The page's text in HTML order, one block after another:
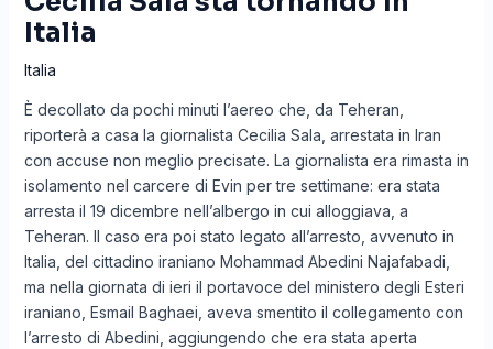
Italia
Italia
È decollato da pochi minuti l’aereo che, da Teheran,
riporterà a casa la giornalista Cecilia Sala, arrestata in Iran
con accuse non meglio precisate. La giornalista era rimasta in
isolamento nel carcere di Evin per tre settimane: era stata
arresta il 19 dicembre nell’albergo in cui alloggiava, a
Teheran. Il caso era poi stato legato all’arresto, avvenuto in
Italia, del cittadino iraniano Mohammad Abedini Najafabadi,
ma nella giornata di ieri il portavoce del ministero degli Esteri
iraniano, Esmail Baghaei, aveva smentito il collegamento con
l’arresto di Abedini, aggiungendo che era stata aperta